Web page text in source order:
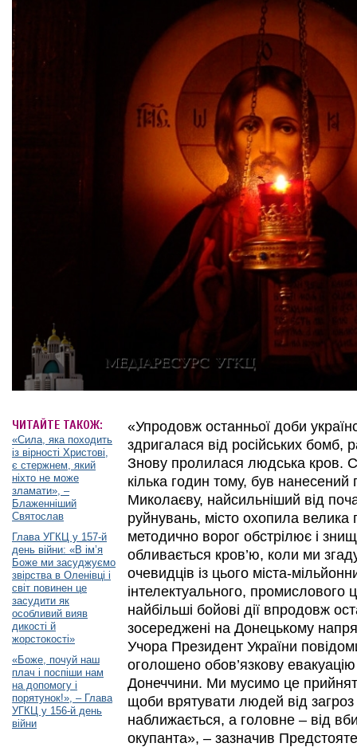
ЧИТАЙТЕ ТАКОЖ:
«Сила, яка походить
із вірності Христові,
є стержнем, який
ніхто не може
зламати», –
Блаженніший
Святослав
Глава УГКЦ у 157-й
день війни: «В ім’я
Боже ми засуджуємо
звірства в Оленівці і
світ повинен це
засудити як
особливий вияв
дикості й
жорстокості»
«Боже, почуй наш
плач і поспіши нам
на допомогу і
порятунок!», – Глава
УГКЦ у 156-й день
війни
«Упродовж останньої доби
здригалася від російських бомб,
Знову пролилася людська кров.
кілька годин тому, був нанесений
Миколаєву, найсильніший від
руйнувань, місто охопила
методично ворог обстрілює і
обливається кров’ю, коли ми
очевидців із цього міста-
інтелектуального, промислового
найбільші бойові дії впродовж
зосереджені на Донецькому
Учора Президент України
оголошено обов’язкову
Донеччини. Ми мусимо це
щоби врятувати людей від загроз
наближається, а головне – від
окупанта», – зазначив